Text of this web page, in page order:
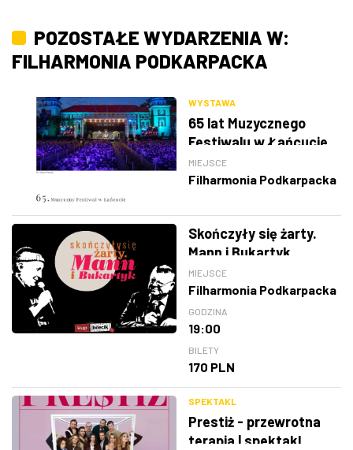
POZOSTAŁE WYDARZENIA W:
FILHARMONIA PODKARPACKA
WYSTAWA
65 lat Muzycznego
Festiwalu w Łańcucie
MIEJSCE
Filharmonia Podkarpacka
Skończyły się żarty.
Mann i Bukartyk
MIEJSCE
Filharmonia Podkarpacka
GODZINA
19:00
BILETY
170 PLN
SPEKTAKL
Prestiż - przewrotna
terapia | spektakl